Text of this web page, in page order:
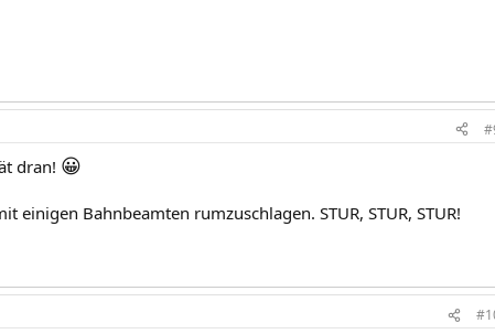
dran! 😀
Bahnbeamten rumzuschlagen. STUR, STUR, STUR!